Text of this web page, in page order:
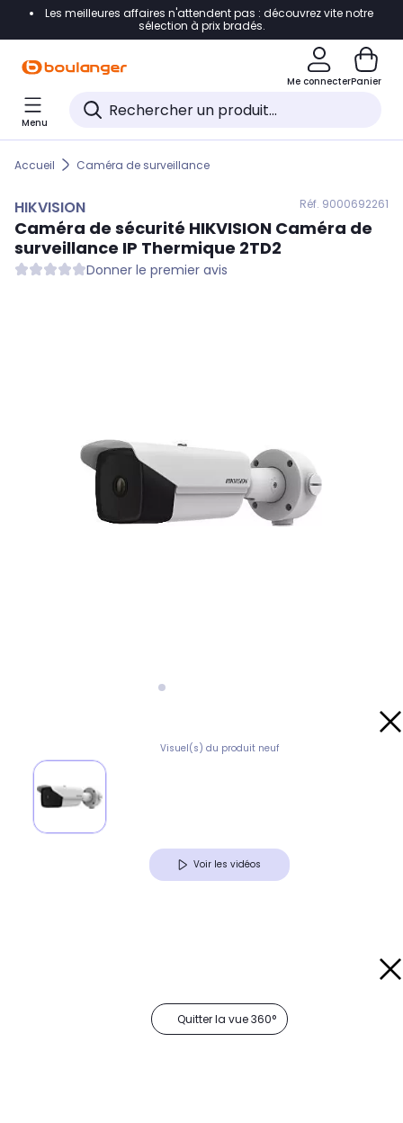
Accéder directement à la navigation
Accéder directement au pied de page
Accéder directement au chatbot
Les meilleures affaires n'attendent pas : découvrez vite notre
sélection à prix bradés.
Me connecterPanier
Menu
Accueil Caméra de surveillance
HIKVISION Réf. 9000692261
Caméra de sécurité HIKVISION Caméra de
surveillance IP Thermique 2TD2
Donner le premier avis
Visuel(s) du produit neuf
Voir les vidéos
Quitter la vue 360°